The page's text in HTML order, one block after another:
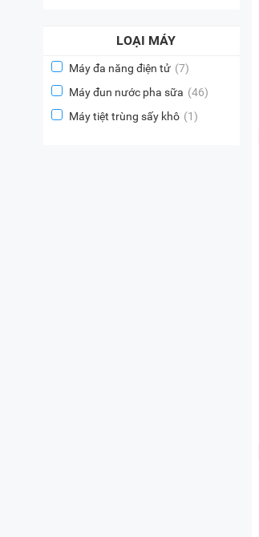
LOẠI MÁY
Máy đa năng điện tử (7)
Máy đun nước pha sữa (46)
Máy tiệt trùng sấy khô (1)